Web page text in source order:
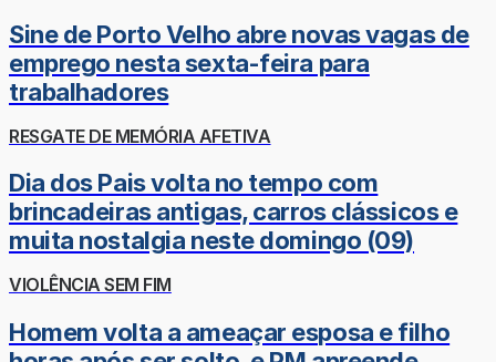
Sine de Porto Velho abre novas vagas de
emprego nesta sexta-feira para
trabalhadores
RESGATE DE MEMÓRIA AFETIVA
Dia dos Pais volta no tempo com
brincadeiras antigas, carros clássicos e
muita nostalgia neste domingo (09)
VIOLÊNCIA SEM FIM
Homem volta a ameaçar esposa e filho